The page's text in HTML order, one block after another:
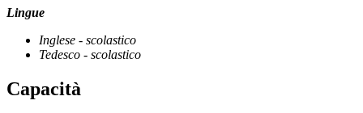
Lingue
Inglese - scolastico
Tedesco - scolastico
Capacità